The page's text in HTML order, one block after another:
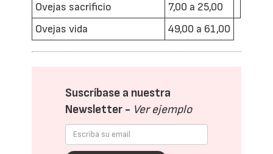
Ovejas sacrificio
7,00 a 25,00
Ovejas vida
49,00 a 61,00
Suscríbase a nuestra
Newsletter - Ver ejemplo